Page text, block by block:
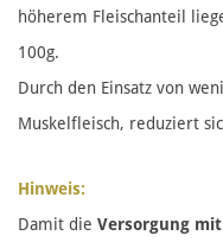
höherem Fleischanteil
100g.
Durch den Einsatz von
Muskelfleisch, reduziert
Hinweis:
Damit die Versorgung